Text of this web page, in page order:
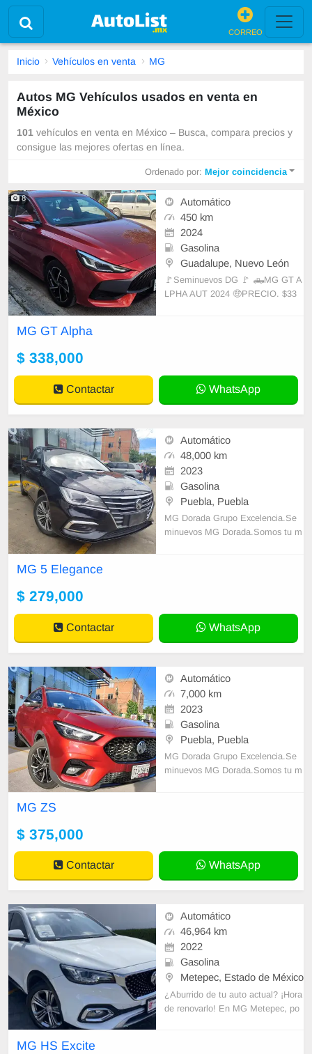
CORREO
Inicio Vehículos en venta MG
Autos MG Vehículos usados en venta en
México
101 vehículos en venta en México – Busca, compara precios y
consigue las mejores ofertas en línea.
Ordenado por:Mejor coincidencia
8
Automático
450 km
2024
Gasolina
Guadalupe, Nuevo León
🚩Seminuevos DG 🚩 🛻MG GT A
LPHA AUT 2024 🤑PRECIO. $33
MG GT Alpha
$ 338,000
Contactar WhatsApp
Automático
48,000 km
2023
Gasolina
Puebla, Puebla
MG Dorada Grupo Excelencia.Se
minuevos MG Dorada.Somos tu m
MG 5 Elegance
$ 279,000
Contactar WhatsApp
Automático
7,000 km
2023
Gasolina
Puebla, Puebla
MG Dorada Grupo Excelencia.Se
minuevos MG Dorada.Somos tu m
MG ZS
$ 375,000
Contactar WhatsApp
Automático
46,964 km
2022
Gasolina
Metepec, Estado de México
¿Aburrido de tu auto actual? ¡Hora
de renovarlo! En MG Metepec, po
MG HS Excite